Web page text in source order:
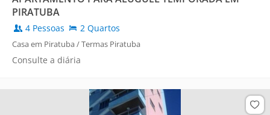
PIRATUBA
4 Pessoas 2 Quartos
Casa em Piratuba / Termas Piratuba
Consulte a diária